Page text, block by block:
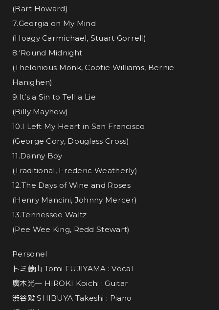
(Bart Howard)
7.Georgia on My Mind
(Hoagy Carmichael, Stuart Gorrell)
8.‘Round Midnight
(Thelonious Monk, Cootie Williams, Bernie
Hanighen)
9.It’s a Sin to Tell a Lie
(Billy Mayhew)
10.I Left My Heart in San Francisco
(George Cory, Douglass Cross)
11.Danny Boy
(Traditional, Frederic Weatherly)
12.The Days of Wine and Roses
(Henry Mancini, Johnny Mercer)
13.Tennessee Waltz
(Pee Wee King, Redd Stewart)
Personel
トミ藤山 Tomi FUJIYAMA : Vocal
廣木光一 HIROKI Koichi : Guitar
渋谷毅 SHIBUYA Takeshi : Piano